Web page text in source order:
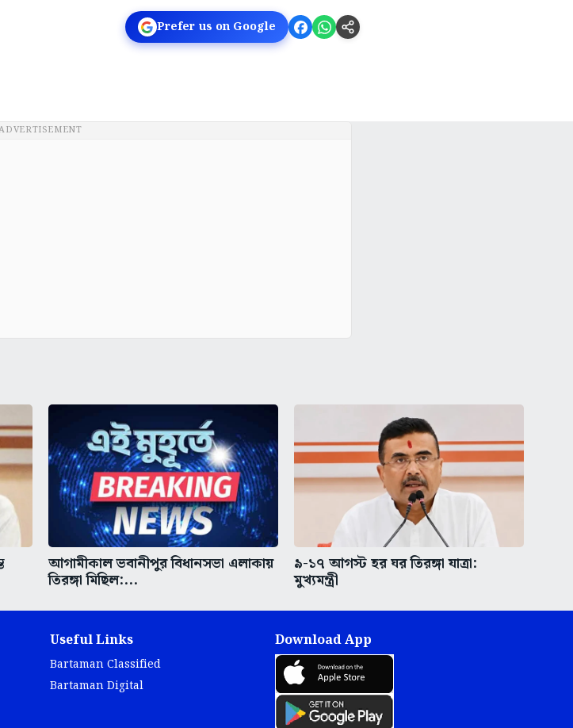
Prefer us on Google
আগামীকাল ভবানীপুর বিধানসভা এলাকায়
তিরঙ্গা মিছিল:...
৯-১৭ আগস্ট হর ঘর তিরঙ্গা যাত্রা:
মুখ্যমন্ত্রী
Useful Links
Bartaman Classified
Bartaman Digital
Download App